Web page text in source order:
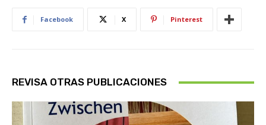
Facebook X Pinterest
REVISA OTRAS PUBLICACIONES